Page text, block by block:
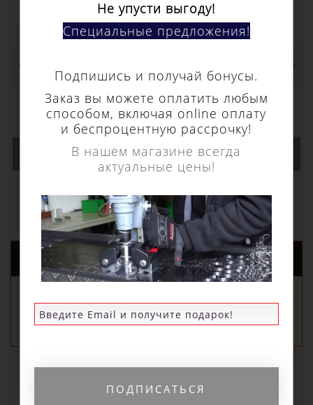
Не упусти выгоду!
Специальные предложения!
Подпишись и получай бонусы.
Заказ вы можете оплатить любым
способом, включая online оплату
и беспроцентную рассрочку!
В нашем магазине всегда
актуальные цены!
ПОДПИСАТЬСЯ
Кольцевое сверло Euroboor HSS длина 30
мм, Ø 78 HCS.780
15 600 р.
В КОРЗИНУ
НОВЫЕ ПОСТУПЛЕНИЯ
ПОПУЛЯРНЫЕ